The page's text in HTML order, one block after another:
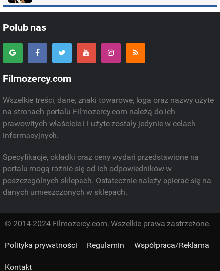
Polub nas
Filmozercy.com
Wszelkie treści, dane, znaki towarowe, loga oraz nazwy użyte
na stronach portalu Filmozercy.com należą do ich
prawowitych właścicieli i użyte zostały jedynie w celach
informacyjnych.
Specyfikacje, okładki oraz ceny wydań przedstawione na
portalu mogą różnić się od ich odpowiedników w
poszczególnych sklepach. Ostatecznie należy opierać się na
danych umieszczonych w sklepach.
© 2014-2024 Filmozercy.com. Wszelkie prawa zastrzeżone.
Polityka prywatności Regulamin Współpraca/Reklama
Kontakt